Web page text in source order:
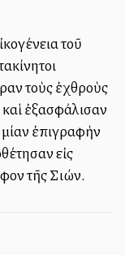
τοῦ
τοὺς ἐχθροὺς
ἐξασφάλισαν
ἐπιγραφὴν
εἰς
τῆς Σιών.